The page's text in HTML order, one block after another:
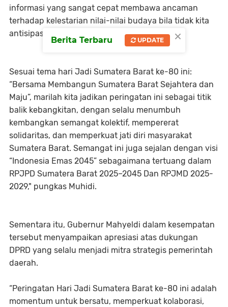
informasi yang sangat cepat membawa ancaman
terhadap kelestarian nilai-nilai budaya bila tidak kita
antisipasi dengan baik.
Sesuai tema hari Jadi Sumatera Barat ke-80 ini:
“Bersama Membangun Sumatera Barat Sejahtera dan
Maju”, marilah kita jadikan peringatan ini sebagai titik
balik kebangkitan, dengan selalu menumbuh
kembangkan semangat kolektif, mempererat
solidaritas, dan memperkuat jati diri masyarakat
Sumatera Barat. Semangat ini juga sejalan dengan visi
“Indonesia Emas 2045” sebagaimana tertuang dalam
RPJPD Sumatera Barat 2025–2045 Dan RPJMD 2025-
2029," pungkas Muhidi.
Sementara itu, Gubernur Mahyeldi dalam kesempatan
tersebut menyampaikan apresiasi atas dukungan
DPRD yang selalu menjadi mitra strategis pemerintah
daerah.
“Peringatan Hari Jadi Sumatera Barat ke-80 ini adalah
momentum untuk bersatu, memperkuat kolaborasi,
×
Berita Terbaru UPDATE